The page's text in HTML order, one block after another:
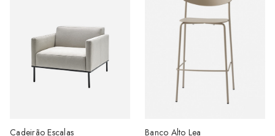
Cadeirão Escalas Banco Alto Lea